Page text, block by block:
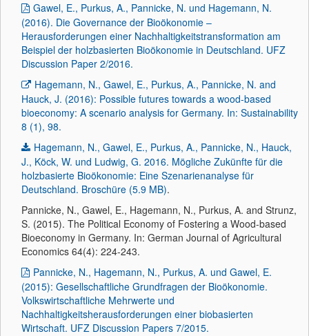
Gawel, E., Purkus, A., Pannicke, N. und Hagemann, N.
(2016). Die Governance der Bioökonomie –
Herausforderungen einer Nachhaltigkeitstransformation am
Beispiel der holzbasierten Bioökonomie in Deutschland. UFZ
Discussion Paper 2/2016.
Hagemann, N., Gawel, E., Purkus, A., Pannicke, N. and
Hauck, J. (2016): Possible futures towards a wood-based
bioeconomy: A scenario analysis for Germany. In: Sustainability
8 (1), 98.
Hagemann, N., Gawel, E., Purkus, A., Pannicke, N., Hauck,
J., Köck, W. und Ludwig, G. 2016. Mögliche Zukünfte für die
holzbasierte Bioökonomie: Eine Szenarienanalyse für
Deutschland. Broschüre (5.9 MB).
Pannicke, N., Gawel, E., Hagemann, N., Purkus, A. and Strunz,
S. (2015). The Political Economy of Fostering a Wood-based
Bioeconomy in Germany. In: German Journal of Agricultural
Economics 64(4): 224-243.
Pannicke, N., Hagemann, N., Purkus, A. und Gawel, E.
(2015): Gesellschaftliche Grundfragen der Bioökonomie.
Volkswirtschaftliche Mehrwerte und
Nachhaltigkeitsherausforderungen einer biobasierten
Wirtschaft. UFZ Discussion Papers 7/2015.